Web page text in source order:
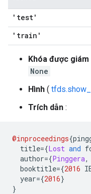
'test'
'train'
Khóa được
None
Hình (
Trích dẫn :
@inproceedings{
title={Lost and
author={Pinggera,
booktitle={2016
year={2016}
}